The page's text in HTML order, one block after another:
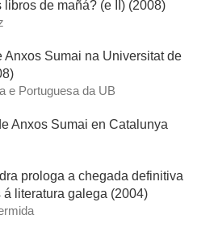
libros de mañá? (e II) (2008)
Anxos Sumai na Universitat de
e Portuguesa da UB
Anxos Sumai en Catalunya
prologa a chegada definitiva
á literatura galega (2004)